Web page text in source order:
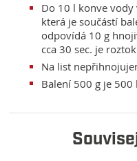
Do 10 l konve
která je součástí
odpovídá 10 g
cca 30 sec. je
Na list
Balení 500 g je 500